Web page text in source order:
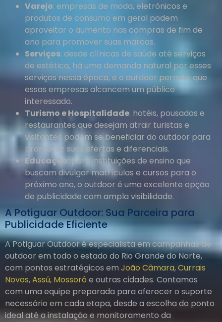
Varejo: empresas de moda, eletrônicos e
produtos de consumo em geral podem
aproveitar o aumento nas compras de fim de
ano para promover suas marcas.
Serviços: desde clínicas de saúde até serviços
de estética, há uma demanda natural por esses
serviços nessa época, e o outdoor permite que
essas empresas alcancem um público
interessado.
Turismo e Hospitalidade: hotéis, pousadas e
restaurantes que desejam atrair turistas e
visitantes podem se beneficiar do outdoor para
promover suas ofertas e diferenciais.
Educação: para instituições de ensino que
buscam divulgar matrículas e cursos para o
próximo ano, o outdoor é uma excelente opção
de publicidade com ampla visibilidade.
A Potiguar Outdoor: Sua Parceira para
Publicidade Eficiente
A Potiguar Outdoor é especialista em campanhas de
outdoor em todo o estado do Rio Grande do Norte,
com pontos estratégicos em João Câmara,Currais
Novos,Assú, Mossoró e outras cidades. Contamos
com uma equipe preparada para oferecer o suporte
necessário em cada etapa, desde a escolha do ponto
ideal até a instalação e monitoramento da